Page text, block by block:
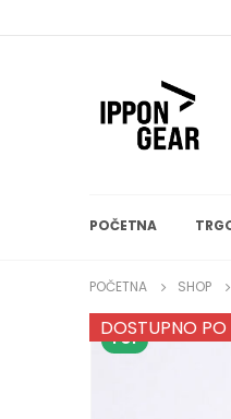
POČETNA
POČETNA SHOP
TOP
DOSTUPNO